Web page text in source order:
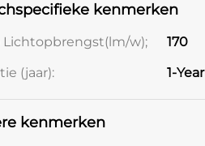
kenmerken
Lichtopbrengst(lm/w);
170
(jaar):
1-Year
kenmerken